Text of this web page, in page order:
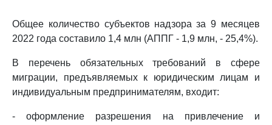
Общее количество субъектов надзора за 9 месяцев
2022 года составило 1,4 млн (АППГ - 1,9 млн, - 25,4%).
В перечень обязательных требований в сфере
миграции, предъявляемых к юридическим лицам и
индивидуальным предпринимателям, входит:
- оформление разрешения на привлечение и